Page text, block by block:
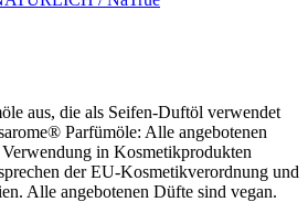
aus, die als Seifen-Duftöl verwendet
Parfümöle: Alle angebotenen
in Kosmetikprodukten
der EU-Kosmetikverordnung und
Alle angebotenen Düfte sind vegan.